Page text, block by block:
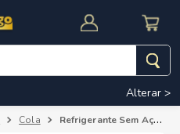
Alterar >
Cola Refrigerante Sem Açúcar Coca Cola 350ml